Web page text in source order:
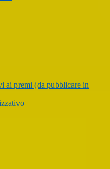
ai premi (da pubblicare in